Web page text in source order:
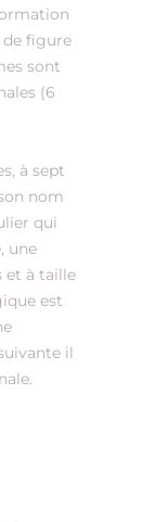
figure
sont
(6
à sept
nom
qui
une
et à taille
est
il